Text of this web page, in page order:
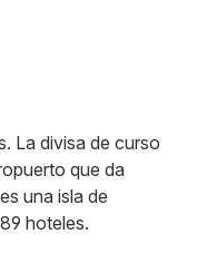
La divisa de curso
que da
una isla de
hoteles.